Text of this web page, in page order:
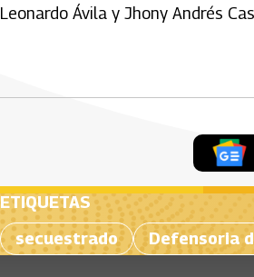
Leonardo Ávila y Jhony Andrés
ETIQUETAS
secuestrado
Defensoria